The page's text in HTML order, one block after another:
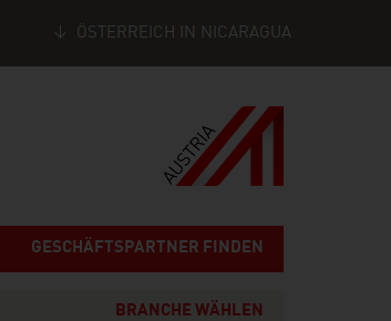
ÖSTERREICH IN NICARAGUA
GESCHÄFTSPARTNER FINDEN
BRANCHE WÄHLEN